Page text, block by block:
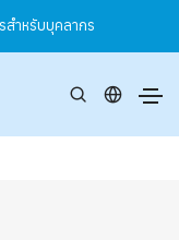
สำหรับบุคลากร